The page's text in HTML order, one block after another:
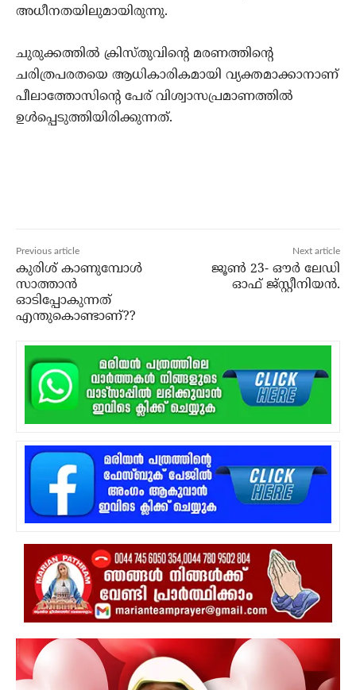
അധീനതയിലുമായിരുന്നു.
ചുരുക്കത്തില്‍ ക്രിസ്തുവിന്റെ മരണത്തിന്റെ
ചരിത്രപരതയെ ആധികാരികമായി വ്യക്തമാക്കാനാണ്
പീലാത്തോസിന്റെ പേര് വിശ്വാസപ്രമാണത്തില്‍
ഉള്‍പ്പെടുത്തിയിരിക്കുന്നത്.
Previous article
കുരിശ് കാണുമ്പോള്‍
സാത്താന്‍
ഓടിപ്പോകുന്നത്
എന്തുകൊണ്ടാണ്??
Next article
ജൂണ്‍ 23- ഔര്‍ ലേഡി
ഓഫ് ജ്സ്റ്റീനിയന്‍.